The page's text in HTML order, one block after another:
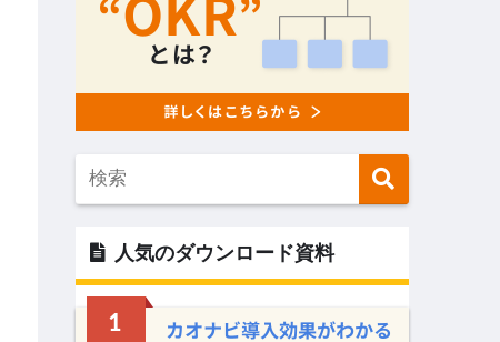
人気のダウンロード資料